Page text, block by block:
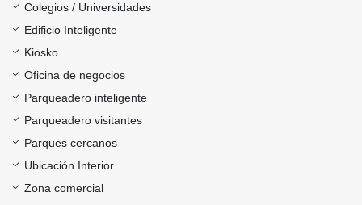
Colegios / Universidades
Edificio Inteligente
Kiosko
Oficina de negocios
Parqueadero inteligente
Parqueadero visitantes
Parques cercanos
Ubicación Interior
Zona comercial